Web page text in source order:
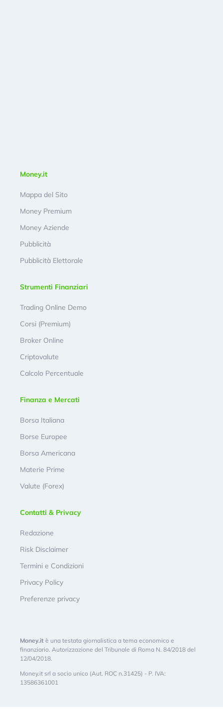
Money.it
Mappa del Sito
Money Premium
Money Aziende
Pubblicità
Pubblicità Elettorale
Strumenti Finanziari
Trading Online Demo
Corsi (Premium)
Broker Online
Criptovalute
Calcolo Percentuale
Finanza e Mercati
Borsa Italiana
Borse Europee
Borsa Americana
Materie Prime
Valute (Forex)
Contatti & Privacy
Redazione
Risk Disclaimer
Termini e Condizioni
Privacy Policy
Preferenze privacy
Money.it è una testata giornalistica a tema economico e
finanziario. Autorizzazione del Tribunale di Roma N. 84/2018 del
12/04/2018.
Money.it srl a socio unico (Aut. ROC n.31425) - P. IVA:
13586361001